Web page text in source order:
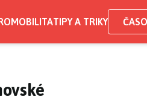
TIPY A TRIKY